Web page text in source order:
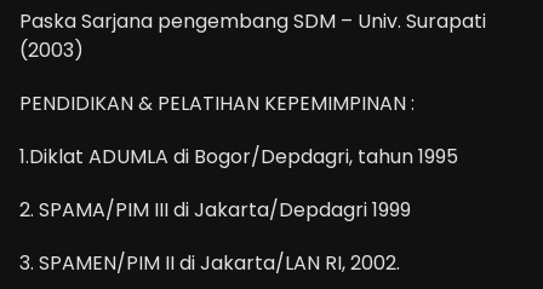
Paska Sarjana pengembang SDM – Univ. Surapati
(2003)
PENDIDIKAN & PELATIHAN KEPEMIMPINAN :
1.Diklat ADUMLA di Bogor/Depdagri, tahun 1995
2. SPAMA/PIM III di Jakarta/Depdagri 1999
3. SPAMEN/PIM II di Jakarta/LAN RI, 2002.